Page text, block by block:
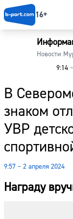
16+
Новости
9:14 –
В
знаком
УВР
9:57 – 2 апреля 2024
Награду
Главная
Наши
Погода
Курсы